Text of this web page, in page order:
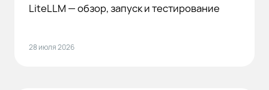
LiteLLM — обзор, запуск и тестирование
28 июля 2026